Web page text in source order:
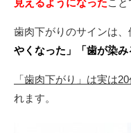
見えるようになったこと
歯肉下がりのサインは、
やくなった」「歯が染み
「歯肉下がり」は実は
れます。